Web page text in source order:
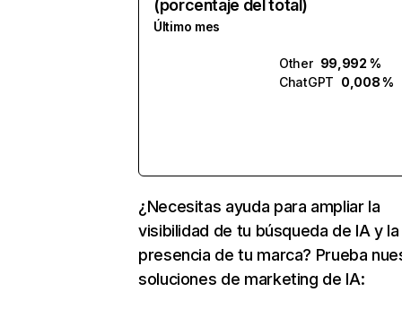
(porcentaje del total)
Último mes
Other 99,992 %
ChatGPT 0,008 %
¿Necesitas ayuda para ampliar la
visibilidad de tu búsqueda de IA y la
presencia de tu marca? Prueba
soluciones de marketing de IA: